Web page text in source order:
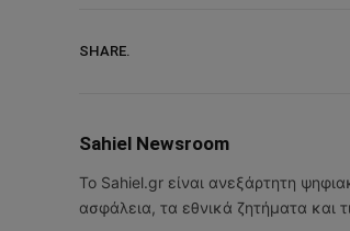
SHARE.
Sahiel Newsroom
Το Sahiel.gr είναι ανεξάρτητη
ασφάλεια, τα εθνικά ζητήματα και